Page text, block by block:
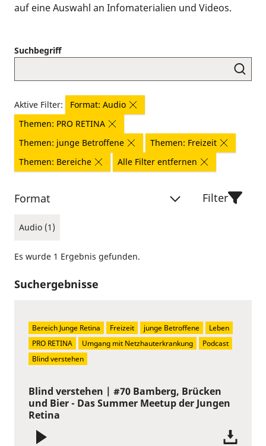
auf eine Auswahl an Infomaterialien und Videos.
Suchbegriff
Aktive Filter:
Format: Audio
Themen: PRO RETINA
Themen: junge Betroffene
Themen: Freizeit
Themen: Bereiche
Alle Filter entfernen
Format
Audio (1)
Filter
Es wurde 1 Ergebnis gefunden.
Suchergebnisse
Blind verstehen | #70 Bamberg, Brücken
und Bier - Das Summer Meetup der Jungen
Retina
Bereich Junge Retina Freizeit junge Betroffene
Leben
PRO RETINA
Umgang mit Netzhauterkrankung
Podcast
Blind verstehen